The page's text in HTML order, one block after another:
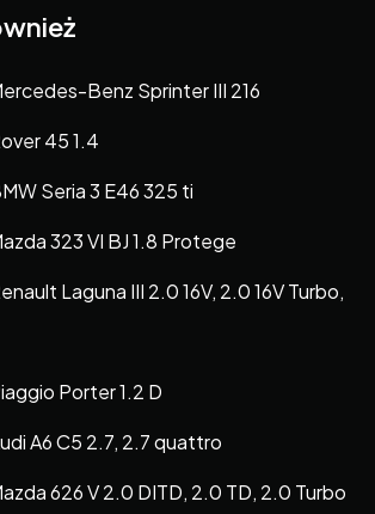
Benz Sprinter III 216
45 1.4
Seria 3 E46 325 ti
323 VI BJ 1.8 Protege
Laguna III 2.0 16V, 2.0 16V Turbo,
Porter 1.2 D
A6 C5 2.7, 2.7 quattro
626 V 2.0 DITD, 2.0 TD, 2.0 Turbo